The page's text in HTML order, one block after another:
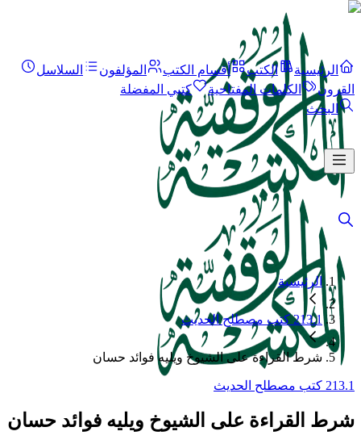
الرئيسية الكتب أقسام الكتب المؤلفون
السلاسل
القرون
الكلمات المفتاحية
كتبي المفضلة
البحث
الرئيسية
213.1 كتب مصطلح الحديث
شرط القراءة على الشيوخ ويليه فوائد حسان
213.1 كتب مصطلح الحديث
شرط القراءة على الشيوخ ويليه فوائد حسان